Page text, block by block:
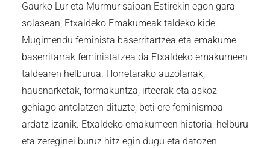
Gaurko Lur eta Murmur saioan Estirekin egon gara
solasean, Etxaldeko Emakumeak taldeko kide.
Mugimendu feminista baserritartzea eta emakume
baserritarrak feministatzea da Etxaldeko emakumeen
taldearen helburua. Horretarako auzolanak,
hausnarketak, formakuntza, irteerak eta askoz
gehiago antolatzen dituzte, beti ere feminismoa
ardatz izanik. Etxaldeko emakumeen historia, helburu
eta zereginei buruz hitz egin dugu eta datozen